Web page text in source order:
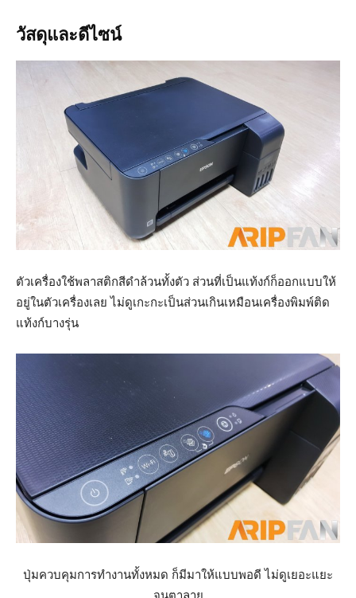
วัสดุและดีไซน์
ตัวเครื่องใช้พลาสติกสีดำล้วนทั้งตัว ส่วนที่เป็นแท้งก์ก็ออกแบบให้
อยู่ในตัวเครื่องเลย ไม่ดูเกะกะเป็นส่วนเกินเหมือนเครื่องพิมพ์ติด
แท้งก์บางรุ่น
ปุ่มควบคุมการทำงานทั้งหมด ก็มีมาให้แบบพอดี ไม่ดูเยอะแยะ
จนตาลาย